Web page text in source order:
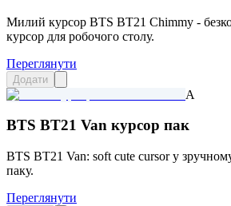
Милий курсор BTS BT21 Chimmy -
курсор для робочого столу.
Переглянути
Додати
A
BTS BT21 Van курсор пак
BTS BT21 Van: soft cute cursor у
паку.
Переглянути